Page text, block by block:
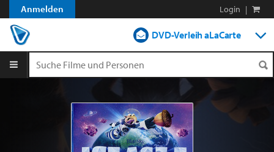
Anmelden Login |
DVD-Verleih aLaCarte
Streamen
Shop
Blog